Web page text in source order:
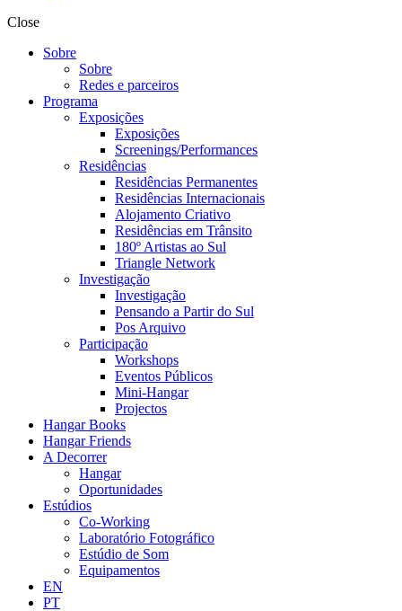
Close
Sobre
Sobre
Redes e parceiros
Programa
Exposições
Exposições
Screenings/Performances
Residências
Residências Permanentes
Residências Internacionais
Alojamento Criativo
Residências em Trânsito
180º Artistas ao Sul
Triangle Network
Investigação
Investigação
Pensando a Partir do Sul
Pos Arquivo
Participação
Workshops
Eventos Públicos
Mini-Hangar
Projectos
Hangar Books
Hangar Friends
A Decorrer
Hangar
Oportunidades
Estúdios
Co-Working
Laboratório Fotográfico
Estúdio de Som
Equipamentos
EN
PT